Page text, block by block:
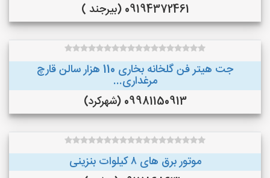
09194372461 (بیرجند )
جت هیتر فن گلخانه بخاری 110 هزار سالن قارچ
مرغداری...
09981150913 (شهرکرد)
موتور برق های ٨ کیلوات بنزینی